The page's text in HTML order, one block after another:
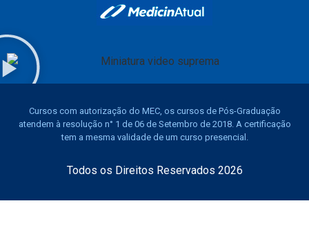
Cursos com autorização do MEC, os cursos de Pós-Graduação
atendem à resolução n° 1 de 06 de Setembro de 2018. A certificação
tem a mesma validade de um curso presencial.
Todos os Direitos Reservados 2026